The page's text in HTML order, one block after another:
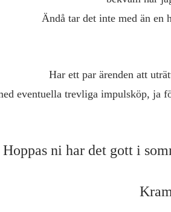
Ändå tar det inte med än en
Har ett par ärenden att
eventuella trevliga impulsköp, ja
Hoppas ni har det gott i